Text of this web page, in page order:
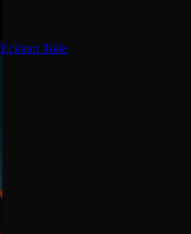
Eckhart Tolle